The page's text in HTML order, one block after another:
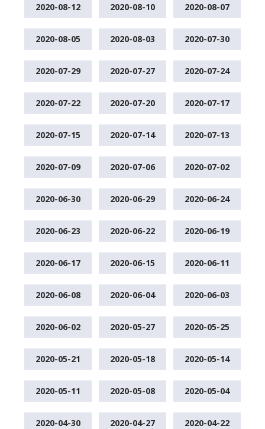
2020-08-12 2020-08-10 2020-08-07
2020-08-05 2020-08-03 2020-07-30
2020-07-29 2020-07-27 2020-07-24
2020-07-22 2020-07-20 2020-07-17
2020-07-15 2020-07-14 2020-07-13
2020-07-09 2020-07-06 2020-07-02
2020-06-30 2020-06-29 2020-06-24
2020-06-23 2020-06-22 2020-06-19
2020-06-17 2020-06-15 2020-06-11
2020-06-08 2020-06-04 2020-06-03
2020-06-02 2020-05-27 2020-05-25
2020-05-21 2020-05-18 2020-05-14
2020-05-11 2020-05-08 2020-05-04
2020-04-30 2020-04-27 2020-04-22